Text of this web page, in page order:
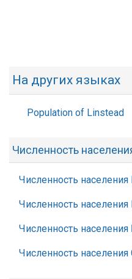
На других языках
Population of Linstead
Численность
Численность
Численность
Численность населения
Численность